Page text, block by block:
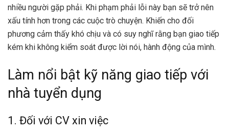
nhiều người gặp phải. Khi phạm phải lỗi này bạn sẽ trở nên
xấu tính hơn trong các cuộc trò chuyện. Khiến cho đối
phương cảm thấy khó chịu và có suy nghĩ rằng bạn giao tiếp
kém khi không kiểm soát được lời nói, hành động của mình.
Làm nổi bật kỹ năng giao tiếp với
nhà tuyển dụng
1. Đối với CV xin việc